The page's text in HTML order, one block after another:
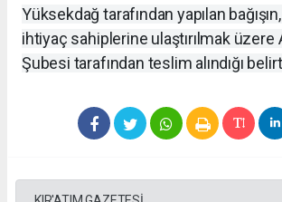
Yüksekdağ tarafından yapılan
ihtiyaç sahiplerine ulaştırılmak üzere
Şubesi tarafından teslim alındığı